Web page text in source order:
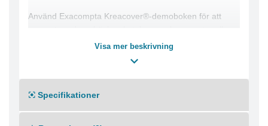
Använd Exacompta Kreacover®-demoboken för att
för att arkivera dokument. Den har 20 kristallklara
lägga in en egen rubriksida. Med ett omslag i halvhård
återvunnen polypropen är denna produkt tålig och
Visa mer beskrivning
Specifikationer